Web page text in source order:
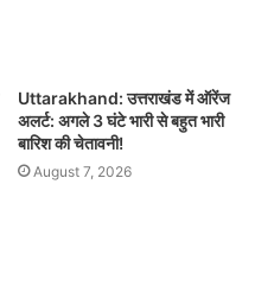
Uttarakhand: उत्तराखंड में ऑरेंज
अलर्ट: अगले 3 घंटे भारी से बहुत भारी
बारिश की चेतावनी!
August 7, 2026